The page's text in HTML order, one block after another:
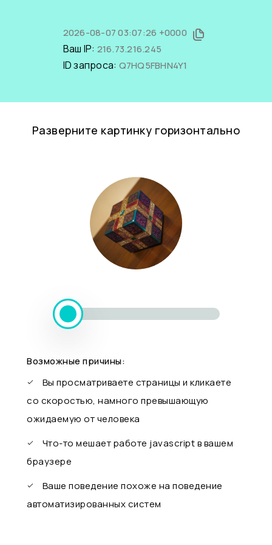
2026-08-07 03:07:26 +0000
Ваш IP: 216.73.216.245
ID запроса: Q7HQ5FBHN4Y1
Разверните картинку горизонтально
Возможные причины:
Вы просматриваете страницы и кликаете
со скоростью, намного превышающую
ожидаемую от человека
Что-то мешает работе javascript в вашем
браузере
Ваше поведение похоже на поведение
автоматизированных систем